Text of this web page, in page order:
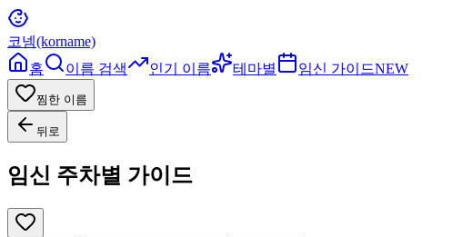
코넴(korname)
홈
이름 검색 인기 이름 테마별 임신 가이드NEW
찜한 이름
뒤로
임신 주차별 가이드